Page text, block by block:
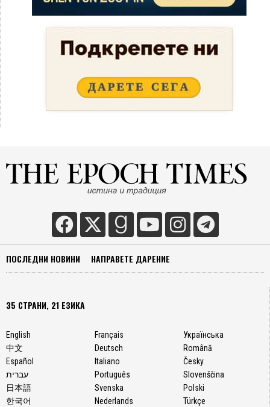
ПОСЛЕДНИ НОВИНИ НАПРАВЕТЕ ДАРЕНИЕ
35 СТРАНИ, 21 ЕЗИКА
English
中文
Español
עברית
日本語
한국어
Français
Deutsch
Italiano
Português
Svenska
Nederlands
Українська
Română
Česky
Slovenščina
Polski
Türkçe